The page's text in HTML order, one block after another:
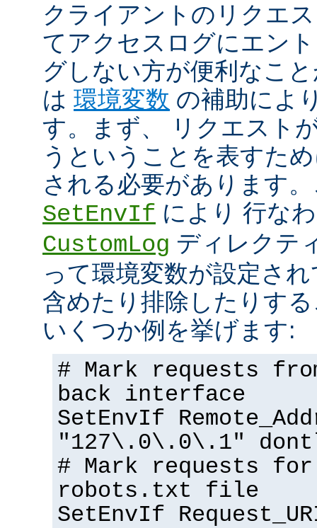
クライアントのリクエ
てアクセスログにエン
グしない方が便利なこ
は 環境変数 の補助によ
す。まず、 リクエスト
うということを表すた
される必要があります
SetEnvIf により 行な
CustomLog ディレクテ
って環境変数が設定さ
含めたり排除したりす
いくつか例を挙げます:
# Mark requests
back interface
SetEnvIf
"127\.0\.0\.1"
# Mark requests
robots.txt file
SetEnvIf